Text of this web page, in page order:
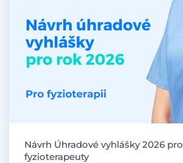
Návrh Úhradové vyhlášky 2026 pro
fyzioterapeuty